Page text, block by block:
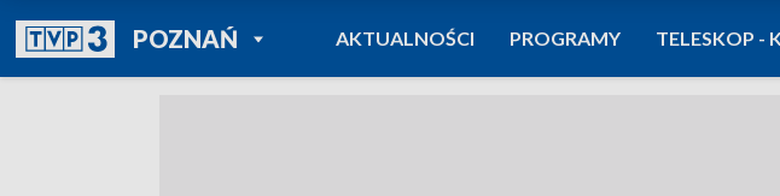
POZNAŃPOWRÓT DO
TVP REGIONY
AKTUALNOŚCI PROGRAMY TELESKOP -